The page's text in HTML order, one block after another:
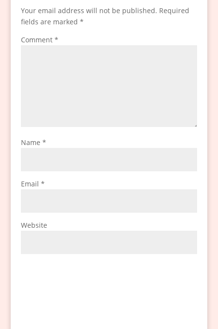
Your email address will not be published. Required
fields are marked *
Comment *
Name *
Email *
Website